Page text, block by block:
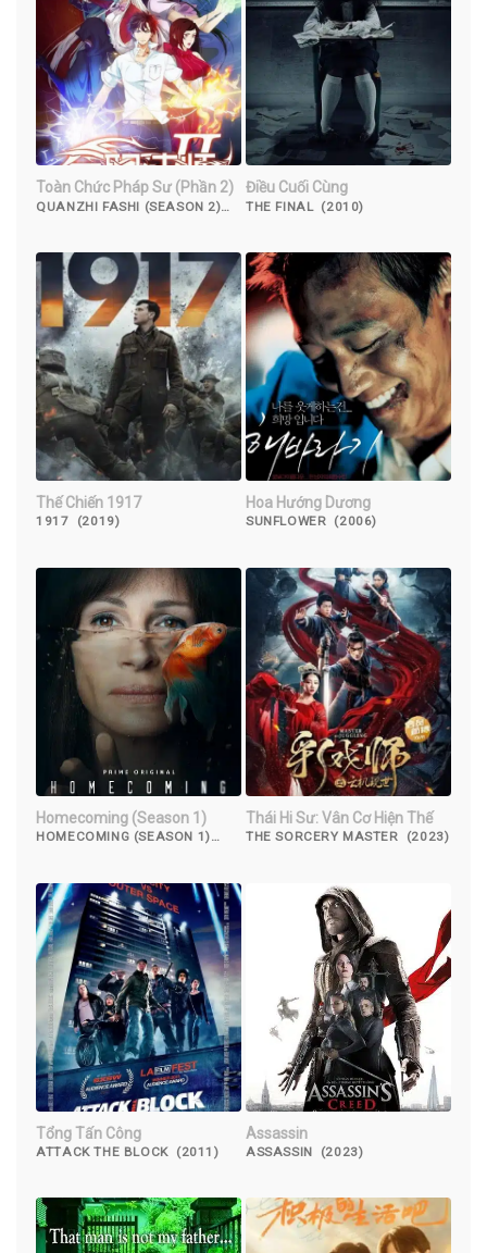
Toàn Chức Pháp Sư (Phần 2)
QUANZHI FASHI (SEASON 2)
Điều Cuối Cùng
THE FINAL (2010)
Thế Chiến 1917
1917 (2019)
Hoa Hướng Dương
SUNFLOWER (2006)
Homecoming (Season 1)
HOMECOMING (SEASON 1)
Thái Hi Sư: Vân Cơ Hiện Thế
THE SORCERY MASTER (2023)
Tổng Tấn Công
ATTACK THE BLOCK (2011)
Assassin
ASSASSIN (2023)